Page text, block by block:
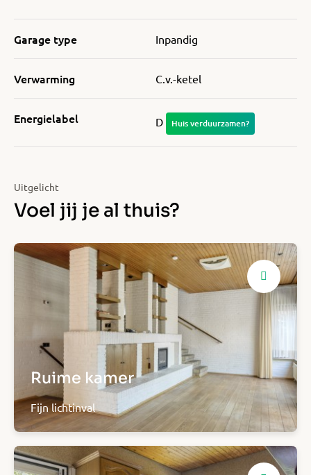
Garage type Inpandig
Verwarming C.v.-ketel
Energielabel D Huis verduurzamen?
Uitgelicht
Voel jij je al thuis?
Ruime kamer
Fijn lichtinval